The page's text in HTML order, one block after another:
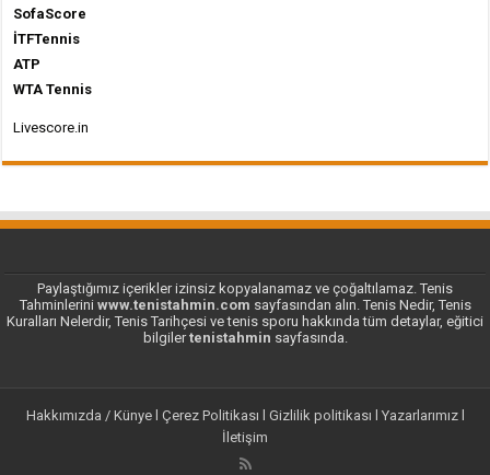
SofaScore
İTFTennis
ATP
WTA Tennis
Livescore.in
Paylaştığımız içerikler izinsiz kopyalanamaz ve çoğaltılamaz. Tenis
Tahminlerini www.tenistahmin.com sayfasından alın. Tenis Nedir, Tenis
Kuralları Nelerdir, Tenis Tarihçesi ve tenis sporu hakkında tüm detaylar, eğitici
bilgilertenistahmin sayfasında.
Hakkımızda / Künyel Çerez Politikası l Gizlilik politikası l Yazarlarımızl
İletişim